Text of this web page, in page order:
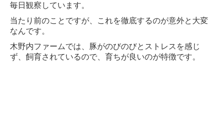
毎日観察しています。
当たり前のことですが、これを徹底するのが意外と大変
なんです。
木野内ファームでは、豚がのびのびとストレスを感じ
ず、飼育されているので、育ちが良いのが特徴です。